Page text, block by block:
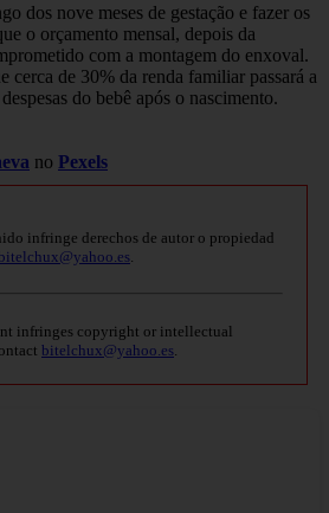
dos nove meses de gestação e fazer os
o orçamento mensal, depois da
com a montagem do enxoval.
cerca de 30% da renda familiar passará a
do bebê após o nascimento.
no Pexels
infringe derechos de autor o propiedad
infringes copyright or intellectual
bitelchux@yahoo.es